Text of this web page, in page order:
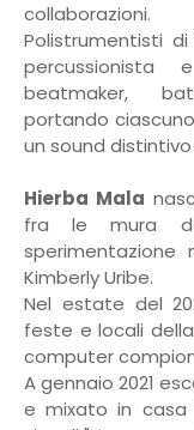
collaborazioni.
Polistrumentisti
beatmaker,
portando
un sound
Hierba Mala
fra le mura
sperimentazione
Kimberly Uribe.
Nel estate del
feste e locali
computer
A gennaio 2021
e mixato in casa